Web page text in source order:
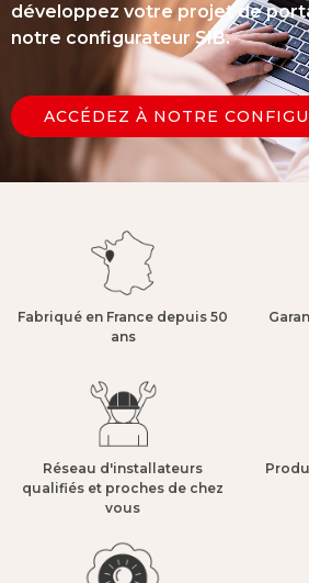
développez votre projet de
notre configurateur SIB.
ACCÉDEZ À NOTRE
Fabriqué en France depuis 50
ans​
Réseau d'installateurs
qualifiés et proches de chez
vous​